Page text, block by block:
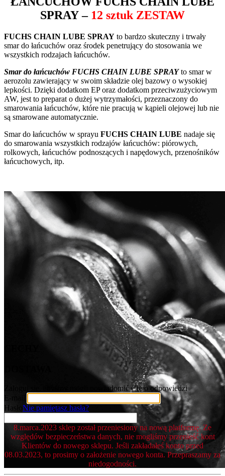
SPRAY– 12 sztuk ZESTAW
FUCHS CHAIN LUBE SPRAY to bardzo skuteczny i trwały
smar do łańcuchów oraz środek penetrujący do stosowania we
wszystkich rodzajach łańcuchów.
Smar do łańcuchów FUCHS CHAIN LUBE SPRAYto smar w
aerozolu zawierający w swoim składzie olej bazowy o wysokiej
lepkości. Dzięki dodatkom EP oraz dodatkom przeciwzużyciowym
AW, jest to preparat o dużej wytrzymałości, przeznaczony do
smarowania łańcuchów, które nie pracują w kąpieli olejowej lub nie
są smarowane automatycznie.
Smar do łańcuchów w sprayu FUCHS CHAIN LUBE nadaje się
do smarowania wszystkich rodzajów łańcuchów: piórowych,
rolkowych, łańcuchów podnoszących i napędowych, przenośników
łańcuchowych, itp.
Zaloguj się, abyśmy mogli powiadomić Cię o odpowiedzi
Hasło Nie pamiętasz hasła?
8.marca.2023 sklep został przeniesiony na nową platformę. Ze
względów bezpieczeństwa danych, nie mogliśmy przenieść kont
Klientów do nowego sklepu. Jeśli zakładałeś konto przed
08.03.2023, to prosimy o założenie nowego konta. Przepraszamy za
niedogodności.